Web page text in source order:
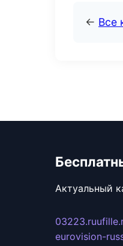
← Все
Актуальный
03223.ru
eurovision-